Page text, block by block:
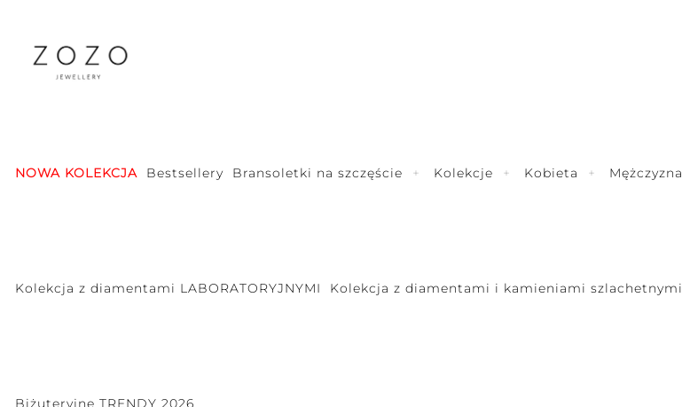
NOWA KOLEKCJA Bestsellery Bransoletki na szczęście Kolekcje Kobieta Mężczyzna
Kolekcja z diamentami LABORATORYJNYMI Kolekcja z diamentami i kamieniami szlachetnymi
Biżuteryjne TRENDY 2026